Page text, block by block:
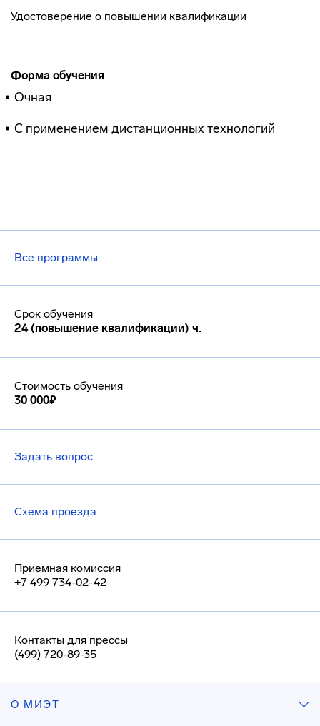
Все программы
Срок обучения
24 (повышение квалификации) ч.
Стоимость обучения
30 000₽
Задать вопрос
Схема проезда
Приемная комиссия
+7 499 734-02-42
Контакты для прессы
(499) 720-89-35
Удостоверение о повышении квалификации
Форма обучения
Очная
С применением дистанционных технологий
О МИЭТ